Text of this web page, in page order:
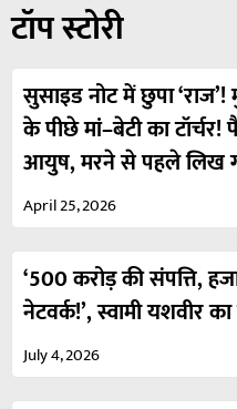
टॉप स्टोरी
सुसाइड नोट में छुपा
के पीछे मां–बेटी का
आयुष, मरने से पहले लिख
April 25, 2026
‘500 करोड़ की संपत्ति,
नेटवर्क!’, स्वामी यशवीर
July 4, 2026